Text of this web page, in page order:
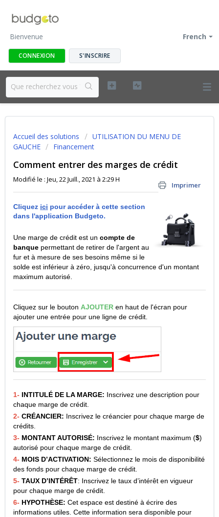
French
Bienvenue
CONNEXION S'INSCRIRE
Accueil des solutions
UTILISATION DU MENU DE
GAUCHE
Financement
Comment entrer des marges de crédit
Imprimer
Modifié le : Jeu, 22 Juill., 2021 à 2:29 H
Cliquez ici pour accéder à cette section
dans l'application Budgeto.
Une marge de crédit est un compte de
banque permettant de retirer de l'argent au
fur et à mesure de ses besoins même si le
solde est inférieur à zéro, jusqu'à concurrence d'un montant
maximum autorisé.
Cliquez sur le bouton AJOUTER en haut de l'écran pour
ajouter une entrée pour une ligne de crédit.
1- INTITULÉ DE LA MARGE: Inscrivez une description pour
chaque marge de crédit.
2- CRÉANCIER: Inscrivez le créancier pour chaque marge de
crédits.
3- MONTANT AUTORISÉ: Inscrivez le montant maximum ($)
autorisé pour chaque marge de crédit.
4- MOIS D’ACTIVATION: Sélectionnez le mois de disponibilité
des fonds pour chaque marge de crédit.
5- TAUX D’INTÉRÊT: Inscrivez le taux d’intérêt en vigueur
pour chaque marge de crédit.
6- HYPOTHÈSE: Cet espace est destiné à écrire des
informations utiles. Cette information sera disponible pour